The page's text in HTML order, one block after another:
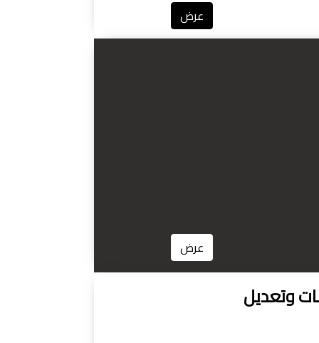
عرض
عرض
وتعديل